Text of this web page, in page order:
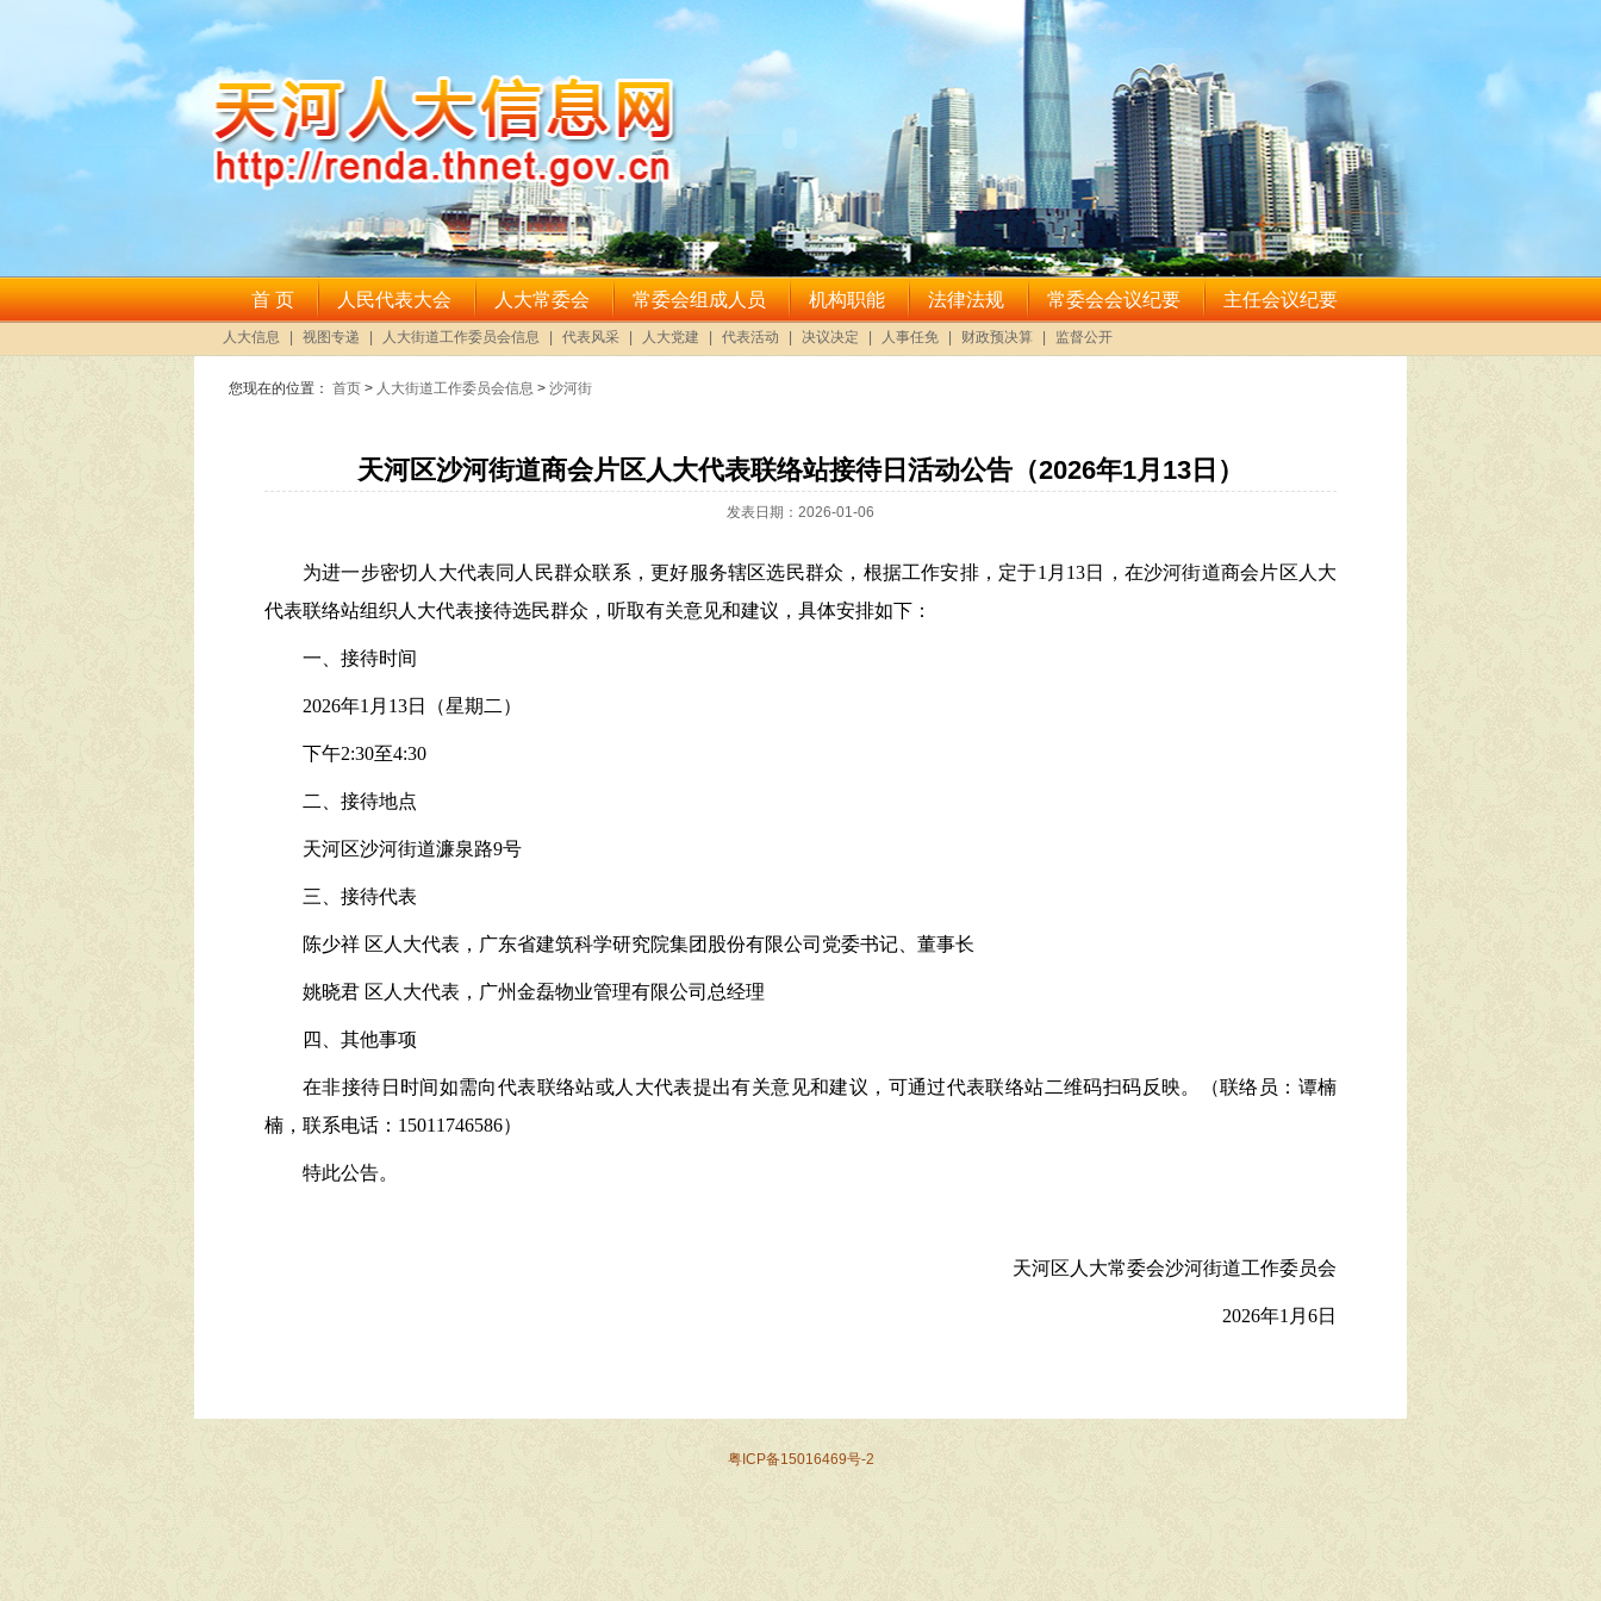
您现在的位置： 首页 > 人大街道工作委员会信息 > 沙河街
天河区沙河街道商会片区人大代表联络站接待日活动公告（2026年1月13日）
发表日期：2026-01-06
为进一步密切人大代表同人民群众联系，更好服务辖区选民群众，根据工作安排，定于1月13日，在沙河街道商会片区人大
代表联络站组织人大代表接待选民群众，听取有关意见和建议，具体安排如下：
一、接待时间
2026年1月13日（星期二）
下午2:30至4:30
二、接待地点
天河区沙河街道濂泉路9号
三、接待代表
陈少祥 区人大代表，广东省建筑科学研究院集团股份有限公司党委书记、董事长
姚晓君 区人大代表，广州金磊物业管理有限公司总经理
四、其他事项
在非接待日时间如需向代表联络站或人大代表提出有关意见和建议，可通过代表联络站二维码扫码反映。（联络员：谭楠
楠，联系电话：15011746586）
特此公告。
天河区人大常委会沙河街道工作委员会
2026年1月6日